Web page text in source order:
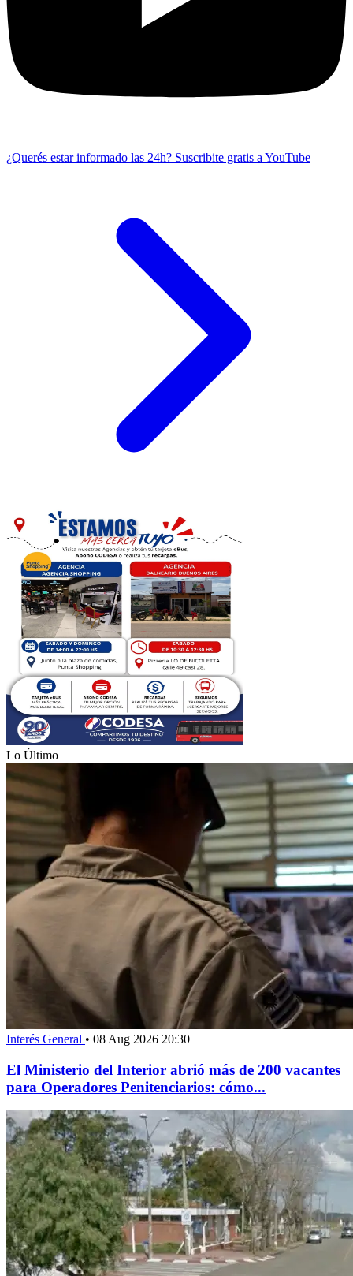
¿Querés estar informado las 24h? Suscribite gratis a YouTube
Lo Último
Interés General • 08 Aug 2026 20:30
El Ministerio del Interior abrió más de 200 vacantes
para Operadores Penitenciarios: cómo...